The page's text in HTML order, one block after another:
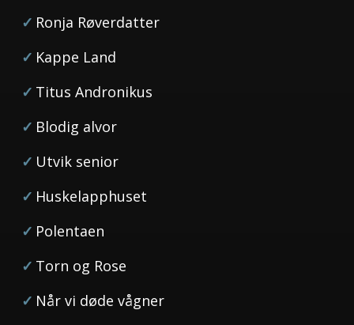
Ronja Røverdatter
Kappe Land
Titus Andronikus
Blodig alvor
Utvik senior
Huskelapphuset
Polentaen
Torn og Rose
Når vi døde vågner